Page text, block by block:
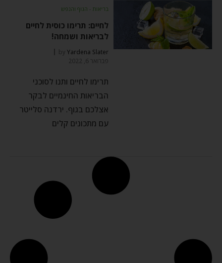
בריאות - הגוף והנפש
לחיים: תרימו כוסית לחיים
לבריאות ושמחה!
byYardena Slater
פברואר 6, 2022
תרימו לחיים ותנו לסוכני
הבריאות החינמיים לבקר
אצלכם בגוף. ירדנה סלייטר
עם מתכונים קלים